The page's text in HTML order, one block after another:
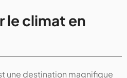
le climat en
une destination magnifique